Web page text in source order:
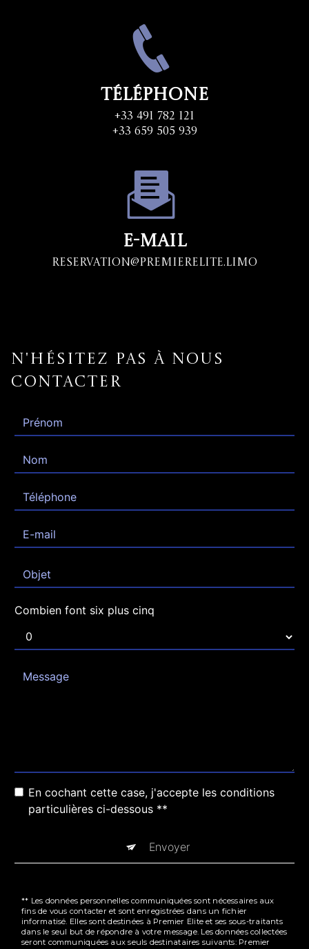
Téléphone
+33 491 782 121
+33 659 505 939
E-mail
Reservation@premierelite.limo
N'hésitez pas à nous
contacter
Combien font six plus cinq
En cochant cette case, j'accepte les conditions
particulières ci-dessous **
Envoyer
** Les données personnelles communiquées sont nécessaires aux
fins de vous contacter et sont enregistrées dans un fichier
informatisé. Elles sont destinées à Premier Elite et ses sous-traitants
dans le seul but de répondre à votre message. Les données collectées
seront communiquées aux seuls destinataires suivants: Premier